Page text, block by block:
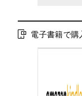
電子書籍で購